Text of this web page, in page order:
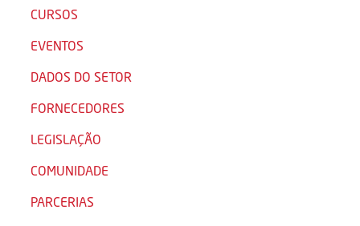
CURSOS
EVENTOS
DADOS DO SETOR
FORNECEDORES
LEGISLAÇÃO
COMUNIDADE
PARCERIAS